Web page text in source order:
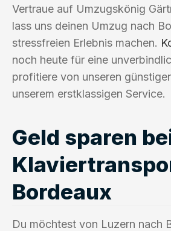
Vertraue auf Umzugskönig
lass uns deinen Umzug nach
stressfreien Erlebnis machen.
noch heute für eine
profitiere von unseren
unserem erstklassigen Service.
Geld sparen
Bordeaux
Du möchtest von Luzern nach